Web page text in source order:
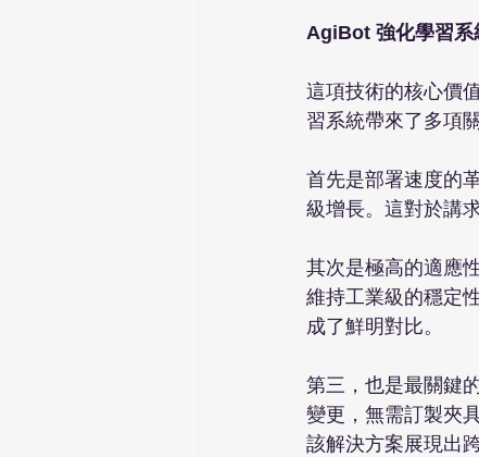
AgiBot 強化學習系
這項技術的核心價
習系統帶來了多項
首先是部署速度的
級增長。這對於講
其次是極高的適應
維持工業級的穩定
成了鮮明對比。
第三，也是最關鍵
變更，無需訂製夾
該解決方案展現出